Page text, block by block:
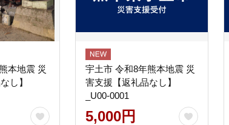
本地震 災
し】
宇土市 令和8年熊本地震 災
害支援【返礼品なし】
_U00-0001
5,000円